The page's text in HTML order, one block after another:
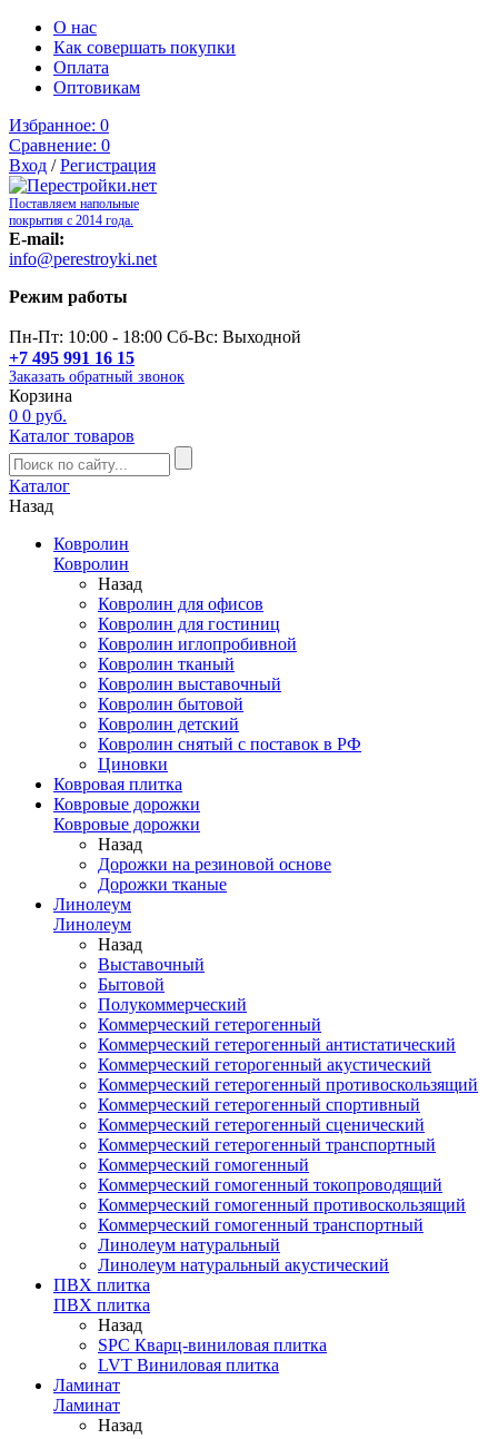
О нас
Как совершать покупки
Оплата
Оптовикам
Избранное: 0
Сравнение: 0
Вход /Регистрация
Поставляем напольные
покрытия с 2014 года.
E-mail:
info@perestroyki.net
Режим работы
Пн-Пт: 10:00 - 18:00 Сб-Вс: Выходной
+7 495 991 16 15
Заказать обратный звонок
Корзина
0 0 руб.
Каталог товаров
Каталог
Назад
Ковролин
Ковролин
Назад
Ковролин для офисов
Ковролин для гостиниц
Ковролин иглопробивной
Ковролин тканый
Ковролин выставочный
Ковролин бытовой
Ковролин детский
Ковролин снятый с поставок в РФ
Циновки
Ковровая плитка
Ковровые дорожки
Ковровые дорожки
Назад
Дорожки на резиновой основе
Дорожки тканые
Линолеум
Линолеум
Назад
Выставочный
Бытовой
Полукоммерческий
Коммерческий гетерогенный
Коммерческий гетерогенный антистатический
Коммерческий геторогенный акустический
Коммерческий гетерогенный противоскользящий
Коммерческий гетерогенный спортивный
Коммерческий гетерогенный сценический
Коммерческий гетерогенный транспортный
Коммерческий гомогенный
Коммерческий гомогенный токопроводящий
Коммерческий гомогенный противоскользящий
Коммерческий гомогенный транспортный
Линолеум натуральный
Линолеум натуральный акустический
ПВХ плитка
ПВХ плитка
Назад
SPC Кварц-виниловая плитка
LVT Виниловая плитка
Ламинат
Ламинат
Назад